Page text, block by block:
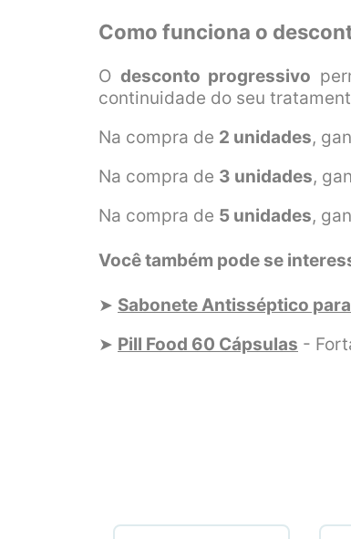
Como funciona o
O desconto progressivo
continuidade do seu
Na compra de 2 unidades,
Na compra de 3 unidades,
Na compra de 5 unidades,
Você também pode se
➤ Sabonete Antisséptico
➤ Pill Food 60 Cápsulas -